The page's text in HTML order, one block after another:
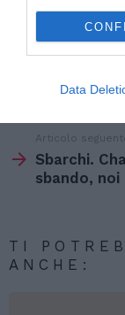
Data
Articolo seguente
Sbarchi.
sbando,
TI
ANCHE: